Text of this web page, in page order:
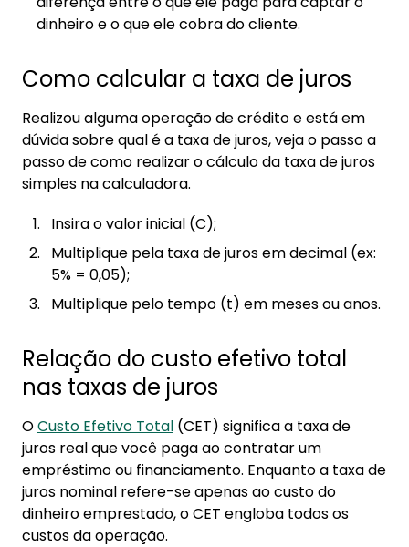
dinheiro e o que ele cobra do cliente.
Como calcular a taxa de juros
Realizou alguma operação de crédito e está em
dúvida sobre qual é a taxa de juros, veja o passo a
passo de como realizar o cálculo da taxa de juros
simples na calculadora.
Insira o valor inicial (C);
Multiplique pela taxa de juros em decimal (ex:
5% = 0,05);
Multiplique pelo tempo (t) em meses ou anos.
Relação do custo efetivo total
nas taxas de juros
OCusto Efetivo Total (CET) significa a taxa de
juros real que você paga ao contratar um
empréstimo ou financiamento. Enquanto a taxa de
juros nominal refere-se apenas ao custo do
dinheiro emprestado, o CET engloba todos os
custos da operação.